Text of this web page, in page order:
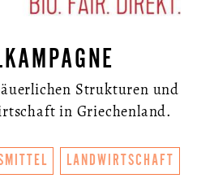
Strukturen und
in Griechenland.
LANDWIRTSCHAFT